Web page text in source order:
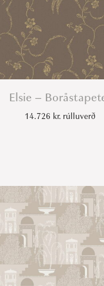
Elsie –
14.726 kr. rúlluverð